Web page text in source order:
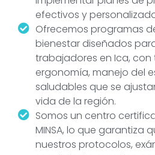
efectivos y
Ofrecemos programas
bienestar diseñados
trabajadores en Ica, con
ergonomía, manejo del
saludables que se
vida de la región.
Somos un centro
MINSA, lo que garantiza
nuestros protocolos,